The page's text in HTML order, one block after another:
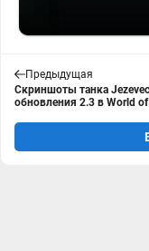
Предыдущая
Скриншоты танка
обновления 2.3 в World of